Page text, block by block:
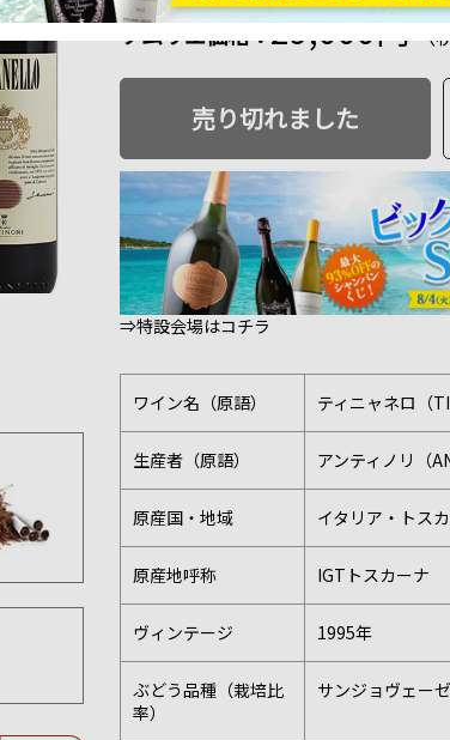
ソムリエ価格：29,000円（
売り切れました
⇒特設会場はコチラ
ワイン名（原語） ティニャネロ（
生産者（原語） アンティノリ（
原産国・地域 イタリア・トス
原産地呼称 IGTトスカーナ
ヴィンテージ 1995年
ぶどう品種（栽培比
率）
サンジョヴェー